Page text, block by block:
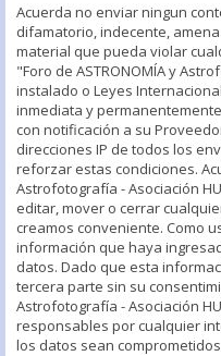
Acuerda no enviar ningun
difamatorio, indecente,
material que pueda violar
"Foro de ASTRONOMÍA y
instalado o Leyes
inmediata y
con notificación a su
direcciones IP de todos los
reforzar estas condiciones.
Astrofotografía - Asociación
editar, mover o cerrar
creamos conveniente. Como
información que haya
datos. Dado que esta
tercera parte sin su
Astrofotografía - Asociación
responsables por cualquier
los datos sean